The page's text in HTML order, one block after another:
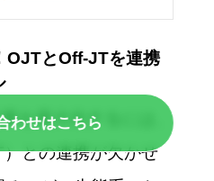
わせはこちら
いま身を置いている環
で「何をするべき
自分に何ができる
自分自身で考え、当
意識・主体性・自律性
ます。
OJTとOff-JTを連携
を最大化するには、
との連携が欠かせ